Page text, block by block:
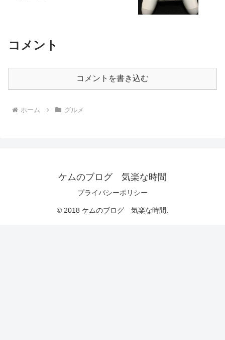
コメント
コメントを書き込む
ホーム グルメ
ケムのブログ 気楽な時間
プライバシーポリシー
© 2018 ケムのブログ 気楽な時間.